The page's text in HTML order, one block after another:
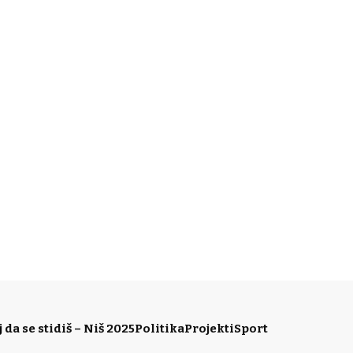
da se stidiš – Niš 2025PolitikaProjektiSport